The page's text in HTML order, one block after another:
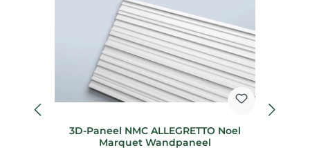
3D-Paneel NMC ALLEGRETTO Noel
Marquet Wandpaneel